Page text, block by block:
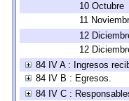
10 Octubre
11
12
12
84 IV A : Ingresos
84 IV B : Egresos.
84 IV C :